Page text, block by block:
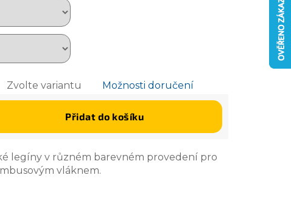
Zvolte variantu Možnosti doručení
Přidat do košíku
legíny v různém barevném provedení pro
vláknem.